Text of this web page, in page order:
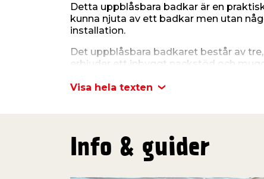
Detta uppblåsbara badkar är en
kunna njuta av ett badkar men utan
installation.
Det uppblåsbara badkaret består av
erbjuder ett inbyggt nackstöd och
Obs. denna vara säljs endast online
Visa hela texten
Info & guider